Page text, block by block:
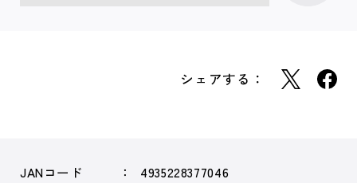
シェアする：
JANコード 4935228377046